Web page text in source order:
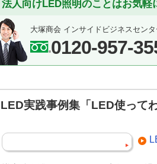
法人向けLED照明のことはお気軽
大塚商会 インサイドビジネスセン
0120-957-
LED実践事例集「LED使って